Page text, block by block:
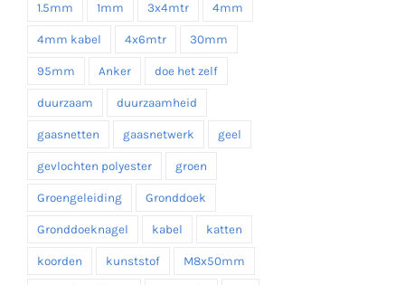
1.5mm 1mm 3x4mtr 4mm
4mm kabel 4x6mtr 30mm
95mm Anker doe het zelf
duurzaam duurzaamheid
gaasnetten gaasnetwerk geel
gevlochten polyester groen
Groengeleiding Gronddoek
Gronddoeknagel kabel katten
koorden kunststof M8x50mm